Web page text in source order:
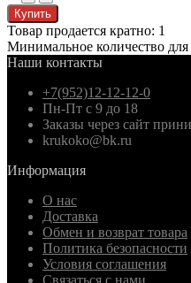
Купить
Товар продается кратно: 1
Минимальное количество для
Наши контакты
+7(952)12-12-12-0
Пн-Пт с 9 до 18
Заказы через сайт
krukoko@bk.ru
Информация
О нас
Доставка
Обмен и возврат товара
Политика безопасности
Условия соглашения
Связаться с нами